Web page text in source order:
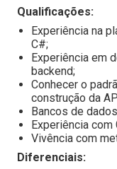
Qualificações:
Experiência na
C#;
Experiência em
backend;
Conhecer o
construção da
Bancos de
Experiência com
Vivência com
Diferenciais: